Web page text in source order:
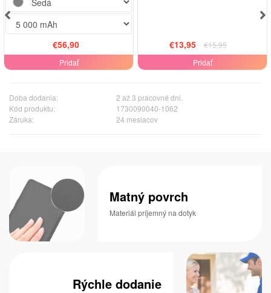
€56,90
Pridať
€13,95
€15,95
Pridať
Doba dodania:
2 až 3 pracovné dni.
Kód produktu:
1730090040-1062
Záruka:
24 mesiacov
Matný povrch
Materiál príjemný na dotyk
Rýchle dodanie